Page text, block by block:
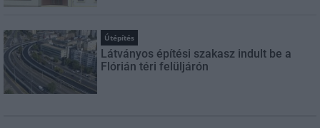
Útépítés
Látványos építési szakasz indult be a
Flórián téri felüljárón